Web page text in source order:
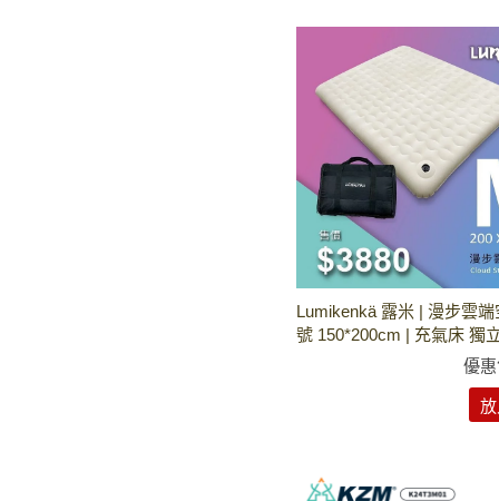
Lumikenkä 露米 | 漫步雲
號 150*200cm | 充氣床 獨
優